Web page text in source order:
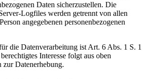
Daten sicherzustellen. Die
Logfiles werden getrennt von allen
angegebenen personenbezogenen
die Datenverarbeitung ist Art. 6 Abs. 1 S. 1
Interesse folgt aus oben
zur Datenerhebung.